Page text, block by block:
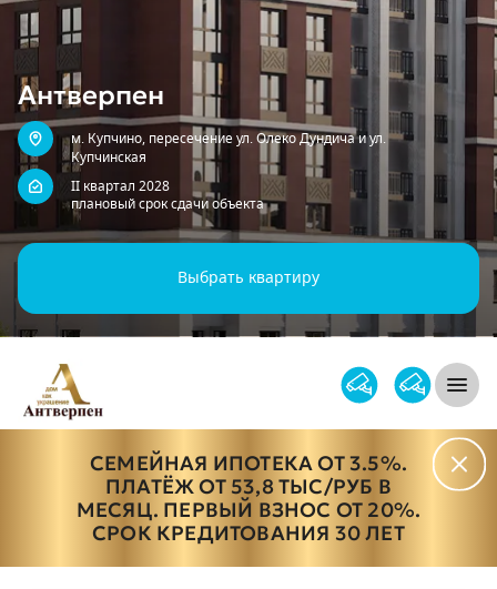
Антверпен
м. Купчино, пересечение ул. Олеко Дундича и ул.
Купчинская
II квартал 2028
плановый срок сдачи объекта
Выбрать квартиру
Жилой комплекс Антверпен
СЕМЕЙНАЯ ИПОТЕКА ОТ 3.5%.
ПЛАТЁЖ ОТ 53,8 ТЫС/РУБ В
МЕСЯЦ. ПЕРВЫЙ ВЗНОС ОТ 20%.
СРОК КРЕДИТОВАНИЯ 30 ЛЕТ